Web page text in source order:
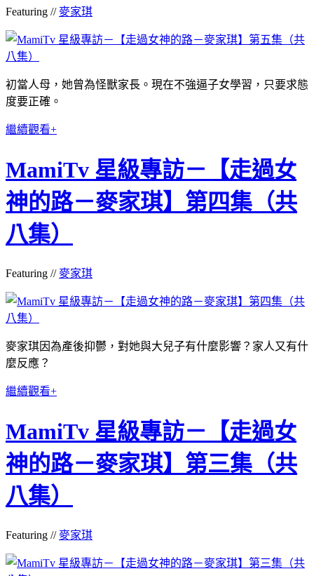
Featuring //麥家琪
初當人母，她曾為怪獸家長。現在不強逼子女學習，只要求態
度要正確。
繼續觀看+
MamiTv 星級專訪－【走過女
神的路－麥家琪】第四集（共
八集）
Featuring //麥家琪
麥家琪因為產後抑鬱，對她與大兒子有什麼影響？家人又有什
麼反應？
繼續觀看+
MamiTv 星級專訪－【走過女
神的路－麥家琪】第三集（共
八集）
Featuring //麥家琪